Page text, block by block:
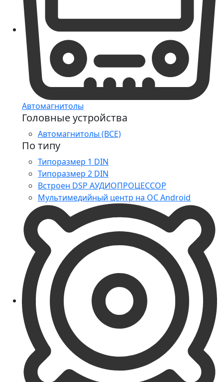
Автомагнитолы
Головные устройства
Автомагнитолы (ВСЕ)
По типу
Типоразмер 1 DIN
Типоразмер 2 DIN
Встроен DSP АУДИОПРОЦЕССОР
Мультимедийный центр на ОС Android